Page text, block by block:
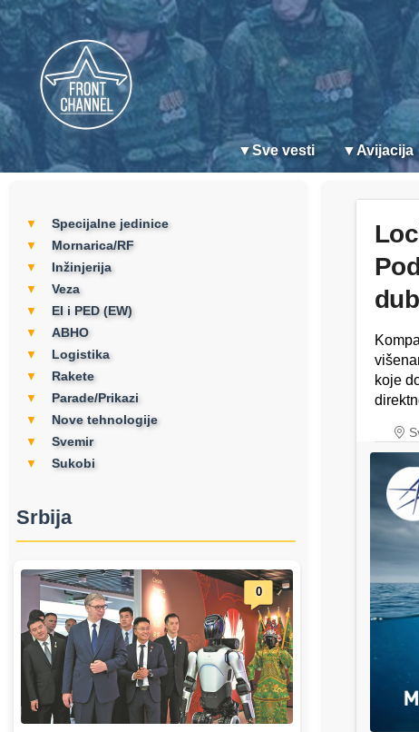
▼Sve vesti ▼Avijacija
▼ Specijalne jedinice
▼ Mornarica/RF
▼ Inžinjerija
▼ Veza
▼ EI i PED (EW)
▼ ABHO
▼ Logistika
▼ Rakete
▼ Parade/Prikazi
▼ Nove tehnologije
▼ Svemir
▼ Sukobi
Srbija
0
koje